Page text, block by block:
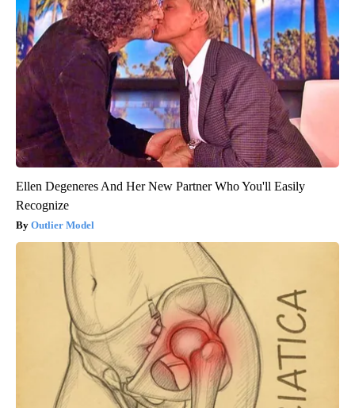
Ellen Degeneres And Her New Partner Who You'll Easily
Recognize
Outlier Model